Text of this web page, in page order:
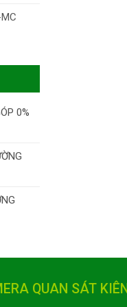
0%
QUAN SÁT